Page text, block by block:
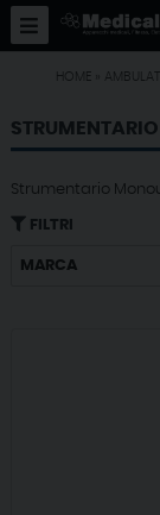
HOME
Strumentario
FILTRI
MARCA